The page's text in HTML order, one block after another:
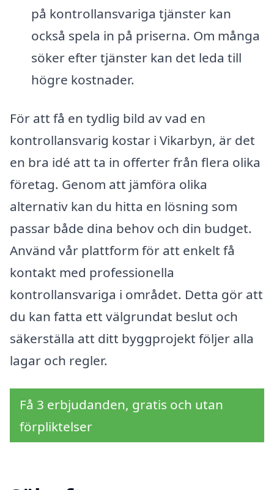
på kontrollansvariga tjänster kan
också spela in på priserna. Om många
söker efter tjänster kan det leda till
högre kostnader.
För att få en tydlig bild av vad en
kontrollansvarig kostar i Vikarbyn, är det
en bra idé att ta in offerter från flera olika
företag. Genom att jämföra olika
alternativ kan du hitta en lösning som
passar både dina behov och din budget.
Använd vår plattform för att enkelt få
kontakt med professionella
kontrollansvariga i området. Detta gör att
du kan fatta ett välgrundat beslut och
säkerställa att ditt byggprojekt följer alla
lagar och regler.
Få 3 erbjudanden, gratis och utan
förpliktelser